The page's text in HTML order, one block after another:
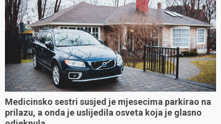
Medicinsko sestri susjed je mjesecima parkirao na
prilazu, a onda je uslijedila osveta koja je glasno